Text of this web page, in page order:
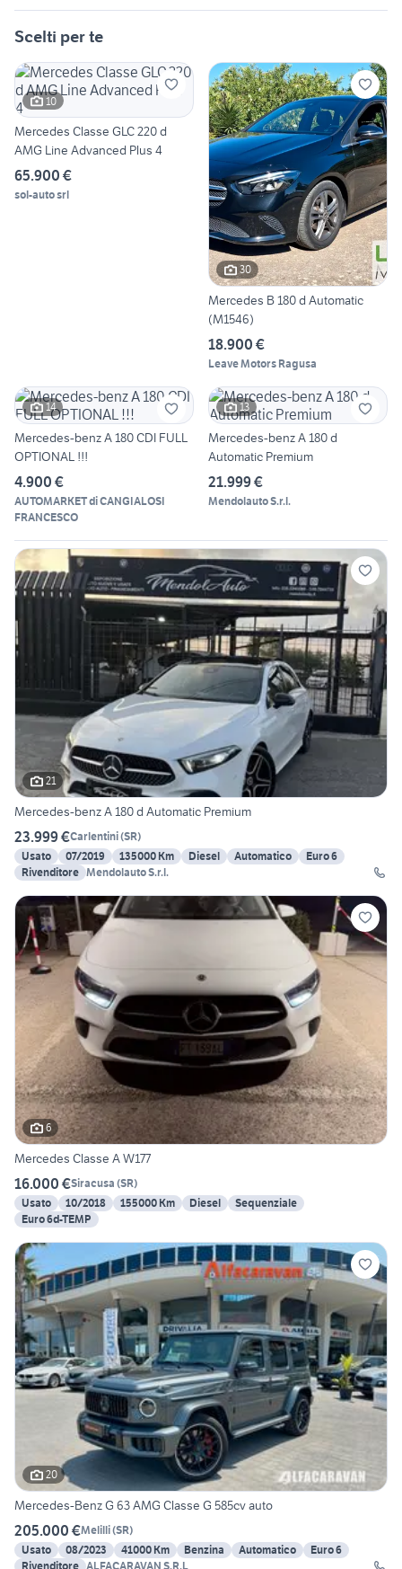
Scelti per te
10
Mercedes Classe GLC 220 d
AMG Line Advanced Plus 4
65.900 €
sol-auto srl
30
Mercedes B 180 d Automatic
(M1546)
18.900 €
Leave Motors Ragusa
14
Mercedes-benz A 180 CDI FULL
OPTIONAL !!!
4.900 €
AUTOMARKET di CANGIALOSI
FRANCESCO
13
Mercedes-benz A 180 d
Automatic Premium
21.999 €
Mendolauto S.r.l.
21
Mercedes-benz A 180 d Automatic Premium
23.999 €Carlentini(SR)
Usato
07/2019 135000 Km Diesel Automatico
Euro 6
Rivenditore Mendolauto S.r.l.
6
Mercedes Classe A W177
16.000 €Siracusa (SR)
Usato
10/2018 155000 Km Diesel
Sequenziale
Euro 6d-TEMP
20
Mercedes-Benz G 63 AMG Classe G 585cv auto
205.000 €Melilli(SR)
Usato
08/2023 41000 Km Benzina Automatico
Euro 6
Rivenditore ALFACARAVAN S.R.L